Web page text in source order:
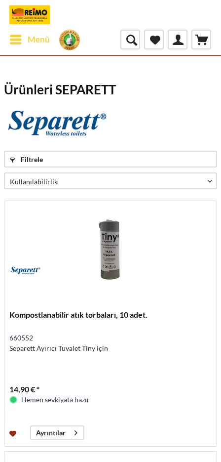
Menü
Ürünleri SEPARETT
Filtrele
Kompostlanabilir atık torbaları, 10 adet.
660552
Separett Ayırıcı Tuvalet Tiny için
14,90 € *
Hemen sevkiyata hazır
Ayrıntılar